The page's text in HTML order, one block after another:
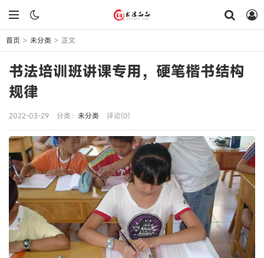
首页 > 未分类 > 正文
书法培训班讲课专用，硬笔楷书结构
规律
2022-03-29 分类： 未分类 评论(0)